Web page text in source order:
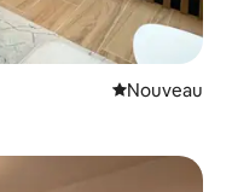
Nouvel
Nouveau